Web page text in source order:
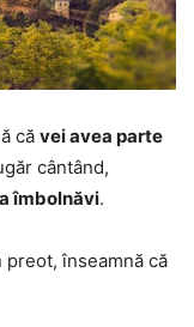
că vei avea parte
cântând,
îmbolnăvi.
înseamnă că